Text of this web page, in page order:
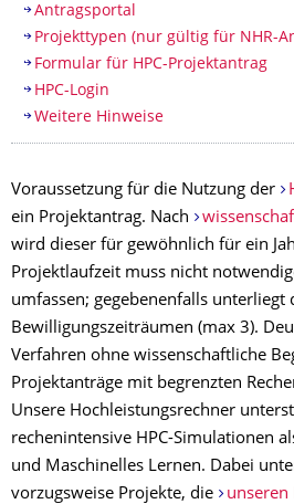
Antragsportal
Projekttypen (nur gültig für NHR-
Formular für HPC-Projektantrag
HPC-Login
Weitere Hinweise
Voraussetzung für die Nutzung der
ein Projektantrag. Nach
wird dieser für gewöhnlich für ein
Projektlaufzeit muss nicht
umfassen; gegebenenfalls unterliegt
Bewilligungszeiträumen (max 3).
Verfahren ohne wissenschaftliche
Projektanträge mit begrenzten
Unsere Hochleistungsrechner
rechenintensive HPC-Simulationen
und Maschinelles Lernen. Dabei
vorzugsweise Projekte, die
unseren